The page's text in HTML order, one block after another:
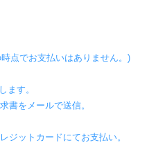
点でお支払いはありません。)
ます。
をメールで送信。
ジットカードにてお支払い。